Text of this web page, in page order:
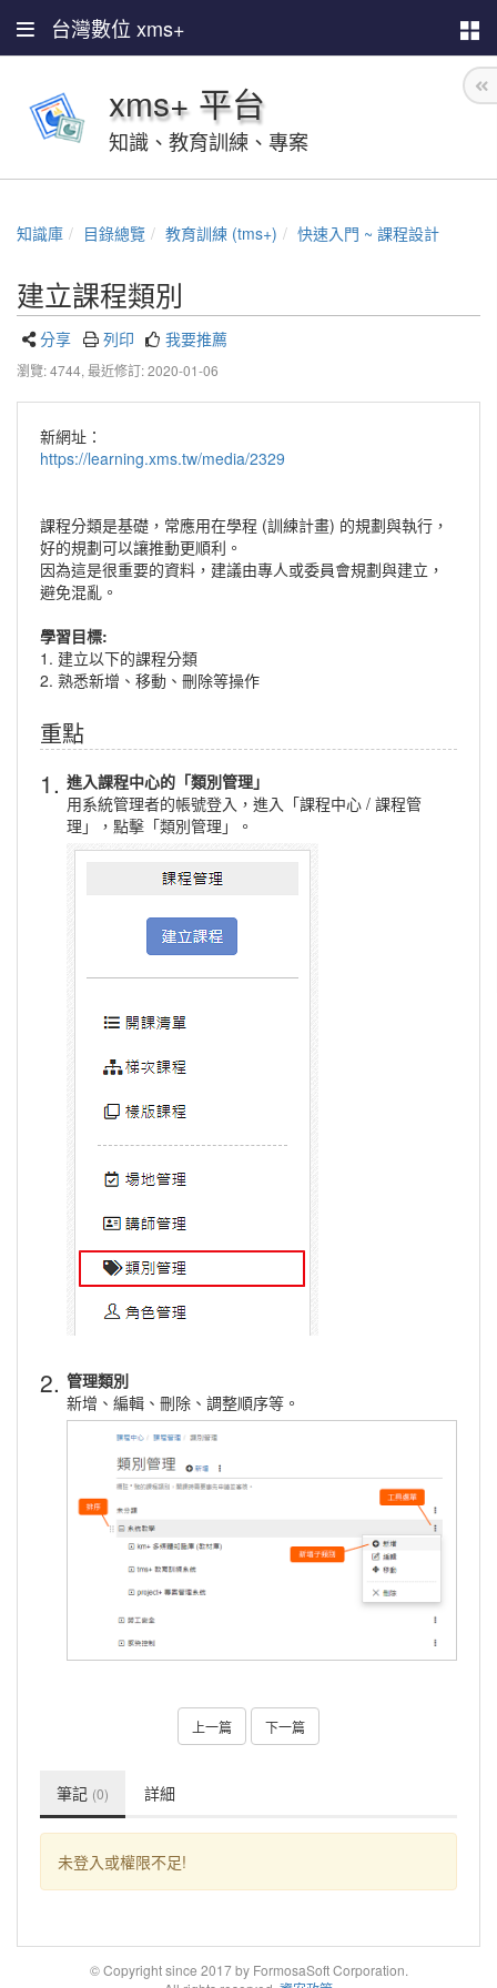
台灣數位 xms+
xms+ 平台
知識、教育訓練、專案
知識庫 目錄總覽 教育訓練 (tms+) 快速入門 ~ 課程設計
建立課程類別
分享 列印 我要推薦
瀏覽: 4744, 最近修訂: 2020-01-06
新網址：
https://learning.xms.tw/media/2329
課程分類是基礎，常應用在學程 (訓練計畫) 的規劃與執行，
好的規劃可以讓推動更順利。
因為這是很重要的資料，建議由專人或委員會規劃與建立，
避免混亂。
學習目標:
1. 建立以下的課程分類
2. 熟悉新增、移動、刪除等操作
重點
1. 進入課程中心的「類別管理」
用系統管理者的帳號登入，進入「課程中心 / 課程管
理」，點擊「類別管理」。
2. 管理類別
新增、編輯、刪除、調整順序等。
上一篇 下一篇
筆記 (0) 詳細
未登入或權限不足!
© Copyright since 2017 by FormosaSoft Corporation.